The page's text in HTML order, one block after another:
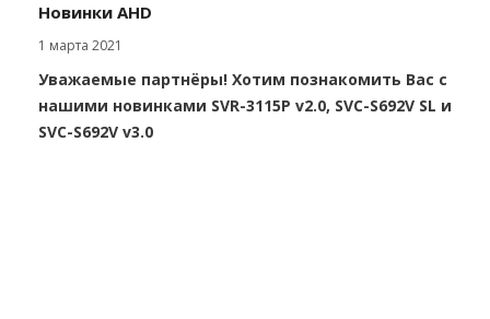
Новинки AHD
1 марта 2021
Уважаемые партнёры! Хотим познакомить Вас с
нашими новинками SVR-3115P v2.0, SVC-S692V SL и
SVC-S692V v3.0